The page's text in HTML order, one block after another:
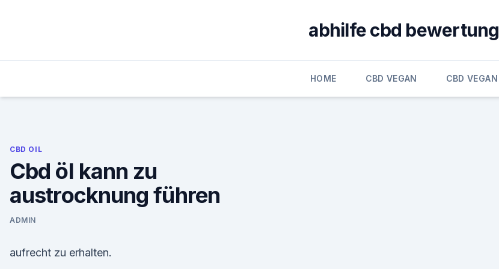
abhilfe cbd bewertung
HOME CBD VEGAN CBD VEGAN
CBD OIL
Cbd öl kann zu
austrocknung führen
ADMIN
aufrecht zu erhalten.